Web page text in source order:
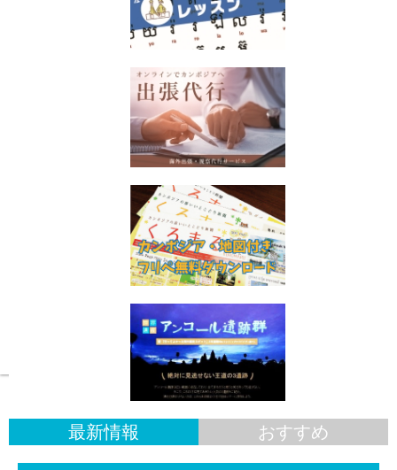
スケッチ旅情報
最新情報 おすすめ